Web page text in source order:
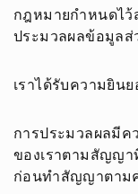
กฎหมายกำหนดไว้
ประมวลผลข้อมูลส่
เราได้รับความยิน
การประมวลผลมีค
ของเราตามสัญญ
ก่อนทำสัญญาตาม